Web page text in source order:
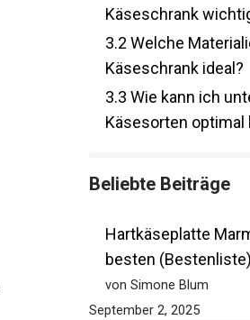
Käseschrank
3.2 Welche
Käseschrank ideal?
3.3 Wie kann ich
Käsesorten optimal
Beliebte Beiträge
Hartkäseplatte
besten (Bestenliste)
von Simone Blum
September 2, 2025